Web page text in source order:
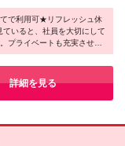
外手当のみの支給とな
入社3ヶ月以上で条件
囲)上記を除く当社関連勤務地
で利用可★リフレッシュ休
いると、社員を大切にして
プライベートも充実させら
アクセサリーを身に付け、
ができますよ♪ファッショ
い、そんな方にぴったりの
詳細を見る